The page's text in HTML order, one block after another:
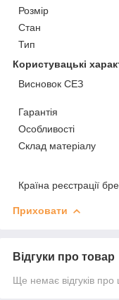
Розмір
Стан
Тип
Користувацькі
Висновок СЕЗ
Гарантія
Особливості
Склад матеріалу
Країна реєстрації
Приховати
Відгуки про товар
Ще немає відгуків про